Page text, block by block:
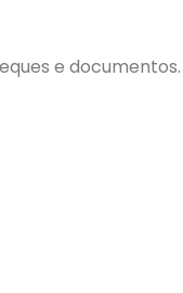
e documentos.